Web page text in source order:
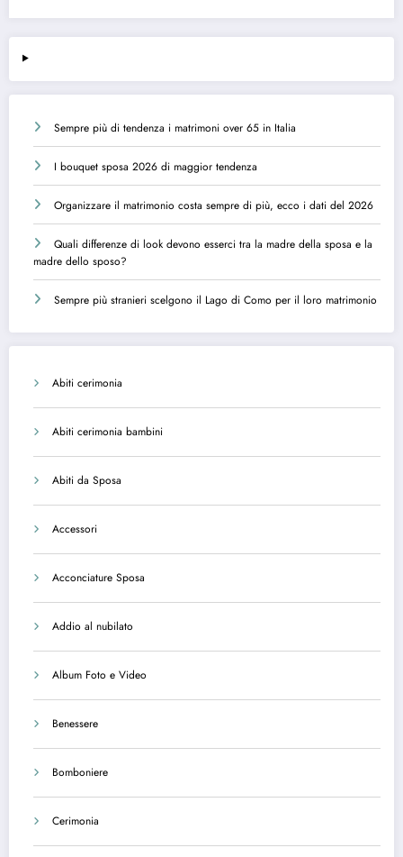
Sempre più di tendenza i matrimoni over 65 in Italia
I bouquet sposa 2026 di maggior tendenza
Organizzare il matrimonio costa sempre di più, ecco i dati del 2026
Quali differenze di look devono esserci tra la madre della sposa e la
madre dello sposo?
Sempre più stranieri scelgono il Lago di Como per il loro matrimonio
Abiti cerimonia
Abiti cerimonia bambini
Abiti da Sposa
Accessori
Acconciature Sposa
Addio al nubilato
Album Foto e Video
Benessere
Bomboniere
Cerimonia